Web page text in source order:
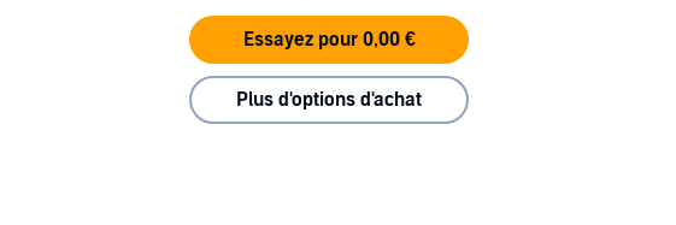
Essayez pour 0,00 €
Plus d'options d'achat